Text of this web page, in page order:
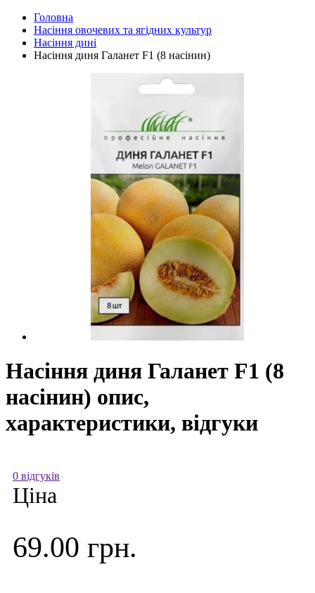
Головна
Насіння овочевих та ягідних культур
Насіння дині
Насіння диня Галанет F1 (8 насінин)
Насіння диня Галанет F1 (8
насінин) опис,
характеристики, відгуки
0 відгуків
Ціна
69.00 грн.